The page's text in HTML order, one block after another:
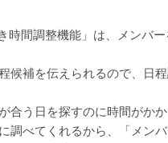
時間調整機能」は、メンバ
候補を伝えられるので、日
合う日を探すのに時間がか
調べてくれるから、「メン